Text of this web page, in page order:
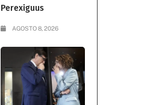
Perexiguus
AGOSTO 8, 2026